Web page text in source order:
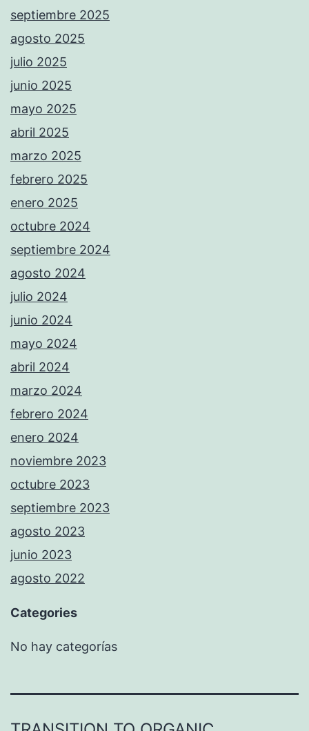
septiembre 2025
agosto 2025
julio 2025
junio 2025
mayo 2025
abril 2025
marzo 2025
febrero 2025
enero 2025
octubre 2024
septiembre 2024
agosto 2024
julio 2024
junio 2024
mayo 2024
abril 2024
marzo 2024
febrero 2024
enero 2024
noviembre 2023
octubre 2023
septiembre 2023
agosto 2023
junio 2023
agosto 2022
Categories
No hay categorías